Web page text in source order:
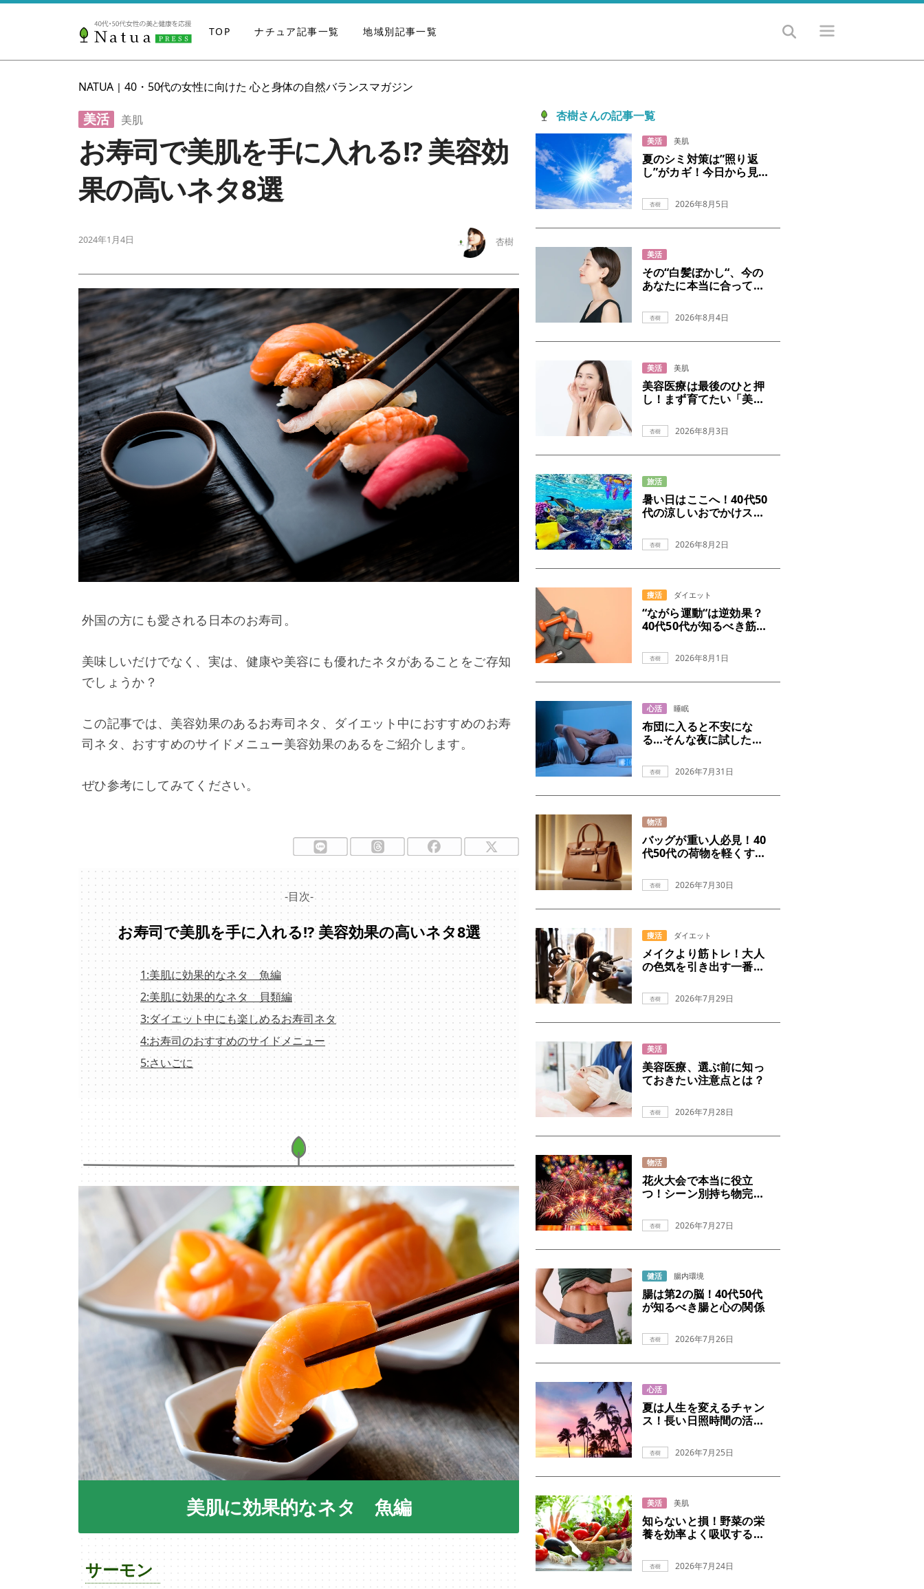
TOP ナチュア記事一覧 地域別記事一覧
NATUA |40・50代の女性に向けた 心と身体の自然バランスマガジン
美活 美肌
お寿司で美肌を手に入れる!? 美容効
果の高いネタ8選
2024年1月4日 杏樹
外国の方にも愛される日本のお寿司。
美味しいだけでなく、実は、健康や美容にも優れたネタがあることをご存知
でしょうか？
この記事では、美容効果のあるお寿司ネタ、ダイエット中におすすめのお寿
司ネタ、おすすめのサイドメニュー美容効果のあるをご紹介します。
ぜひ参考にしてみてください。
-目次-
お寿司で美肌を手に入れる!? 美容効果の高いネタ8選
1:美肌に効果的なネタ 魚編
2:美肌に効果的なネタ 貝類編
3:ダイエット中にも楽しめるお寿司ネタ
4:お寿司のおすすめのサイドメニュー
5:さいごに
美肌に効果的なネタ 魚編
サーモン
杏樹さんの記事一覧
美活 美肌
夏のシミ対策は”照り返
し”がカギ！今日から見
杏樹 2026年8月5日
美活
その“白髪ぼかし“、今の
あなたに本当に合ってい
杏樹 2026年8月4日
美活 美肌
美容医療は最後のひと押
し！まず育てたい「美肌
杏樹 2026年8月3日
旅活
暑い日はここへ！40代50
代の涼しいおでかけスポ
杏樹 2026年8月2日
痩活 ダイエット
“ながら運動“は逆効果？
40代50代が知るべき筋ト
杏樹 2026年8月1日
心活 睡眠
布団に入ると不安にな
る…そんな夜に試したい
杏樹 2026年7月31日
物活
バッグが重い人必見！40
代50代の荷物を軽くする
杏樹 2026年7月30日
痩活 ダイエット
メイクより筋トレ！大人
の色気を引き出す一番の
杏樹 2026年7月29日
美活
美容医療、選ぶ前に知っ
ておきたい注意点とは？
杏樹 2026年7月28日
物活
花火大会で本当に役立
つ！シーン別持ち物完全
杏樹 2026年7月27日
健活 腸内環境
腸は第2の脳！40代50代
が知るべき腸と心の関係
杏樹 2026年7月26日
心活
夏は人生を変えるチャン
ス！長い日照時間の活か
杏樹 2026年7月25日
美活 美肌
知らないと損！野菜の栄
養を効率よく吸収するコ
杏樹 2026年7月24日